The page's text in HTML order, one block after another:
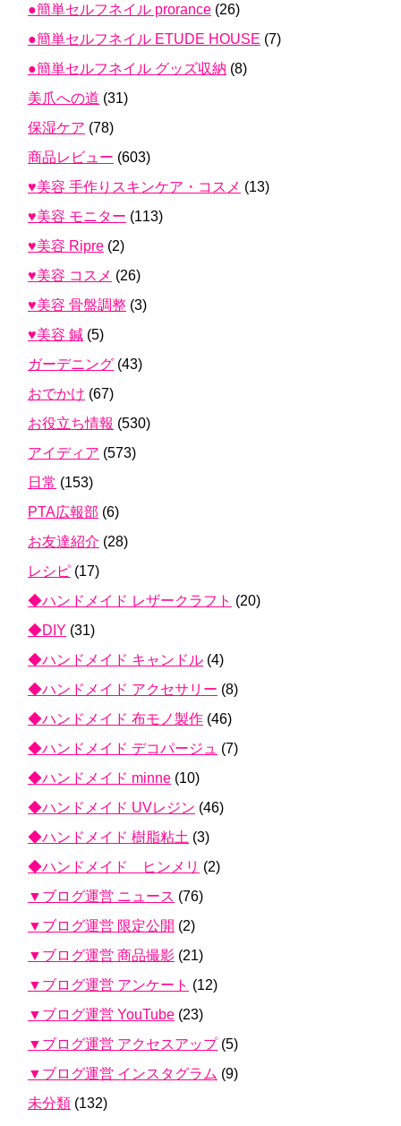
●簡単セルフネイル prorance (26)
●簡単セルフネイル ETUDE HOUSE (7)
●簡単セルフネイル グッズ収納 (8)
美爪への道 (31)
保湿ケア (78)
商品レビュー (603)
♥美容 手作りスキンケア・コスメ (13)
♥美容 モニター (113)
♥美容 Ripre (2)
♥美容 コスメ (26)
♥美容 骨盤調整 (3)
♥美容 鍼 (5)
ガーデニング (43)
おでかけ (67)
お役立ち情報 (530)
アイディア (573)
日常 (153)
PTA広報部 (6)
お友達紹介 (28)
レシピ (17)
◆ハンドメイド レザークラフト (20)
◆DIY (31)
◆ハンドメイド キャンドル (4)
◆ハンドメイド アクセサリー (8)
◆ハンドメイド 布モノ製作 (46)
◆ハンドメイド デコパージュ (7)
◆ハンドメイド minne (10)
◆ハンドメイド UVレジン (46)
◆ハンドメイド 樹脂粘土 (3)
◆ハンドメイド ヒンメリ (2)
▼ブログ運営 ニュース (76)
▼ブログ運営 限定公開 (2)
▼ブログ運営 商品撮影 (21)
▼ブログ運営 アンケート (12)
▼ブログ運営 YouTube (23)
▼ブログ運営 アクセスアップ(5)
▼ブログ運営 インスタグラム (9)
未分類 (132)